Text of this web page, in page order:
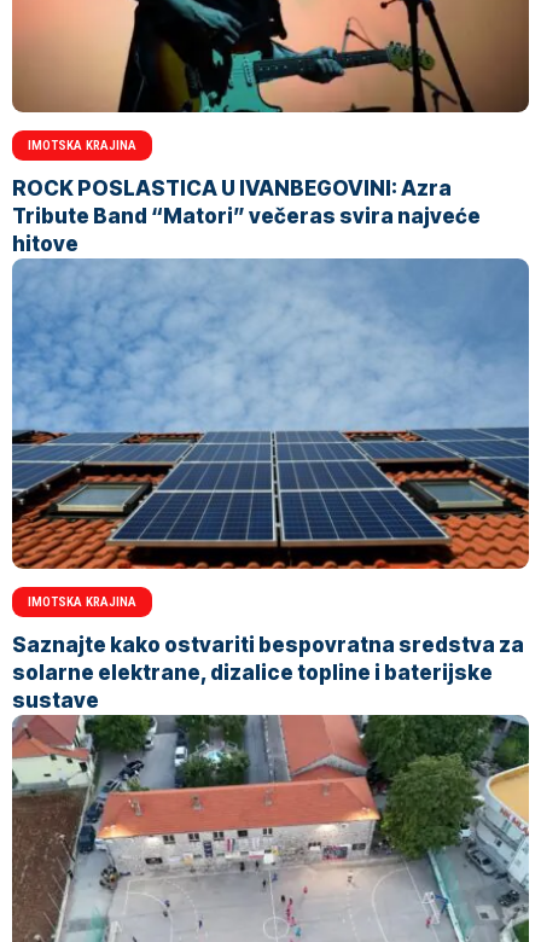
IMOTSKA KRAJINA
ROCK POSLASTICA U IVANBEGOVINI: Azra
Tribute Band “Matori” večeras svira najveće
hitove
IMOTSKA KRAJINA
Saznajte kako ostvariti bespovratna sredstva za
solarne elektrane, dizalice topline i baterijske
sustave